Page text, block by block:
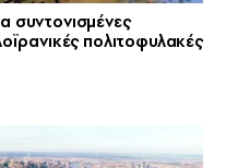
συντονισμένες
πολιτοφυλακές